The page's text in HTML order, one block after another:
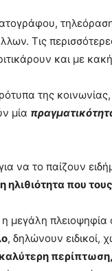
Τις
και με
της
μία
να το παίζουν
που
η μεγάλη
, δηλώνουν ειδικοί,
καλύτερη